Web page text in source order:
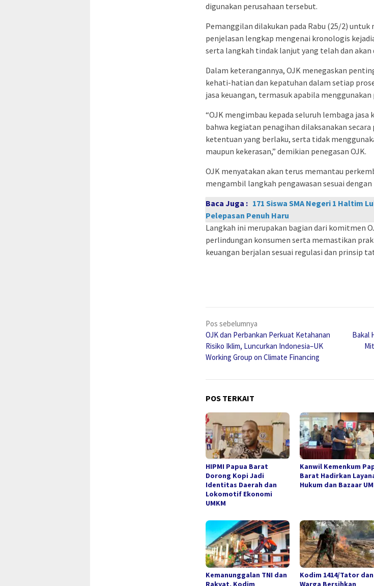
digunakan perusahaan tersebut.
Pemanggilan dilakukan pada Rabu (25/2)
penjelasan lengkap mengenai kronologis
serta langkah tindak lanjut yang telah dan akan
Dalam keterangannya, OJK menegaskan
kehati-hatian dan kepatuhan dalam setiap
jasa keuangan, termasuk apabila
“OJK mengimbau kepada seluruh lembaga
bahwa kegiatan penagihan dilaksanakan
ketentuan yang berlaku, serta tidak
maupun kekerasan,” demikian penegasan OJK.
OJK menyatakan akan terus memantau
mengambil langkah pengawasan sesuai
Baca Juga : 171 Siswa SMA Negeri 1 Haltim
Pelepasan Penuh Haru
Langkah ini merupakan bagian dari komitmen
perlindungan konsumen serta memastikan
keuangan berjalan sesuai regulasi dan prinsip
Navigasi
pos
Pos sebelumnya
OJK dan Perbankan Perkuat Ketahanan
Risiko Iklim, Luncurkan Indonesia–UK
Working Group on Climate Financing
Bakal
POS TERKAIT
HIPMI Papua Barat
Dorong Kopi Jadi
Identitas Daerah dan
Lokomotif Ekonomi
UMKM
Kanwil Kemenkum
Barat Hadirkan
Hukum dan Bazaar
Kemanunggalan TNI dan
Rakyat, Kodim
Kodim 1414/Tator dan
Warga Bersihkan